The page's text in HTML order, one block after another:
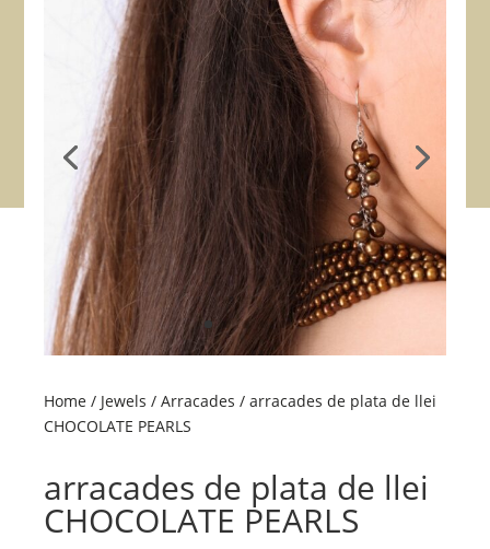
Home / Jewels /Arracades / arracades de plata de llei
CHOCOLATE PEARLS
arracades de plata de llei
CHOCOLATE PEARLS